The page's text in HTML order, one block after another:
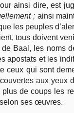
ainsi dire, est
;ainsi
les peuples
tous doivent
Baal, les noms
apostats et les
ceux qui sont
aux yeux
de coups les
selon ses œuvres.